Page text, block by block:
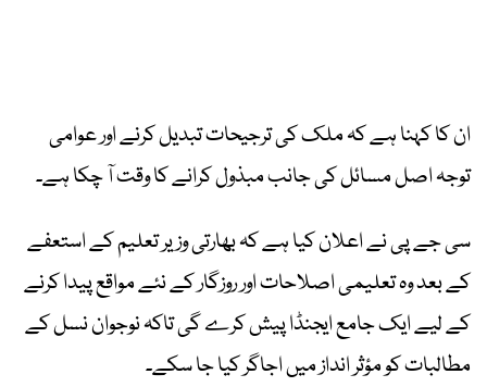
ان کا کہنا ہے کہ ملک کی ترجیحات تبدیل کرنے اور عوامی
توجہ اصل مسائل کی جانب مبذول کرانے کا وقت آ چکا ہے۔
سی جے پی نے اعلان کیا ہے کہ بھارتی وزیر تعلیم کے استعفے
کے بعد وہ تعلیمی اصلاحات اور روزگار کے نئے مواقع پیدا کرنے
کے لیے ایک جامع ایجنڈا پیش کرے گی تاکہ نوجوان نسل کے
مطالبات کو مؤثر انداز میں اجاگر کیا جا سکے۔